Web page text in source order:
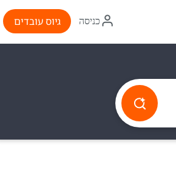
איקון
התחברות
כניסה גיוס עובדים